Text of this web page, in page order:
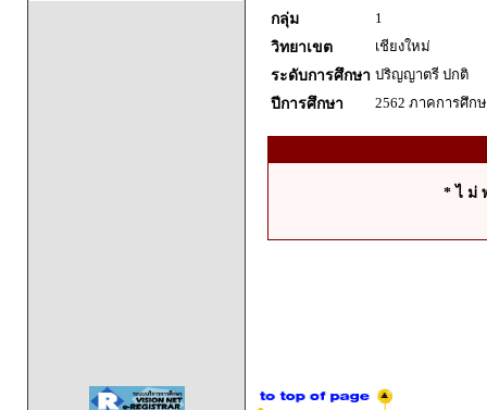
กลุ่ม
1
วิทยาเขต
เชียงใหม่
ระดับการศึกษา ปริญญาตรี ปกติ
ปีการศึกษา
2562 ภาคการศึก
* ไ ม่